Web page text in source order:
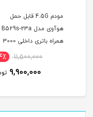
مودم 4.5G قابل حمل
هوآوی مدل B529s-23a به
همراه باتری داخلی 3000
11,500,000 14٪
9,900,000 تومان